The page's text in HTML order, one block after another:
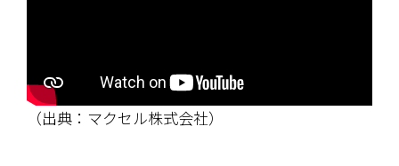
（出典：マクセル株式会社）